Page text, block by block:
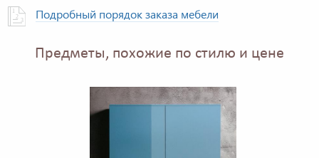
Подробный порядок заказа мебели
Предметы, похожие по стилю и цене